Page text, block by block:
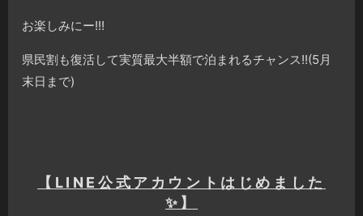
お楽しみにー!!!
県民割も復活して実質最大半額で泊まれるチャンス!!(5月
末日まで)
【LINE公式アカウントはじめました
✨】